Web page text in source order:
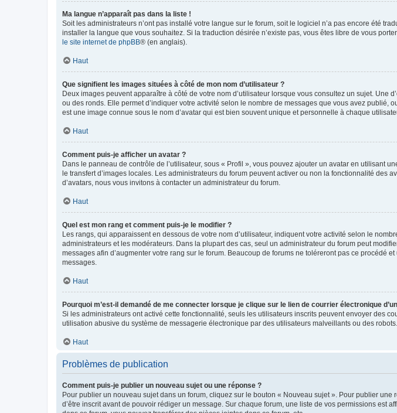
Ma langue n’apparaît pas dans la liste !
Soit les administrateurs n’ont pas installé votre langue sur le forum, soit le logiciel n’a pas encore été
installer la langue que vous souhaitez. Si la traduction désirée n’existe pas, vous êtes libre de vous
le site internet de phpBB® (en anglais).
Haut
Que signifient les images situées à côté de mon nom d’utilisateur ?
Deux images peuvent apparaître à côté de votre nom d’utilisateur lorsque vous consultez un sujet.
ou des ronds. Elle permet d’indiquer votre activité selon le nombre de messages que vous avez publié,
est une image connue sous le nom d’avatar qui est bien souvent unique et personnelle à chaque
Haut
Comment puis-je afficher un avatar ?
Dans le panneau de contrôle de l’utilisateur, sous « Profil », vous pouvez ajouter un avatar en utilisant
le transfert d’images locales. Les administrateurs du forum peuvent activer ou non la fonctionnalité
d’avatars, nous vous invitons à contacter un administrateur du forum.
Haut
Quel est mon rang et comment puis-je le modifier ?
Les rangs, qui apparaissent en dessous de votre nom d’utilisateur, indiquent votre activité selon le
administrateurs et les modérateurs. Dans la plupart des cas, seul un administrateur du forum peut
messages afin d’augmenter votre rang sur le forum. Beaucoup de forums ne toléreront pas ce procédé
messages.
Haut
Pourquoi m’est-il demandé de me connecter lorsque je clique sur le lien de courrier électronique
Si les administrateurs ont activé cette fonctionnalité, seuls les utilisateurs inscrits peuvent envoyer des
utilisation abusive du système de messagerie électronique par des utilisateurs malveillants ou des robots.
Haut
Problèmes de publication
Comment puis-je publier un nouveau sujet ou une réponse ?
Pour publier un nouveau sujet dans un forum, cliquez sur le bouton « Nouveau sujet ». Pour publier
d’être inscrit avant de pouvoir rédiger un message. Sur chaque forum, une liste de vos permissions est